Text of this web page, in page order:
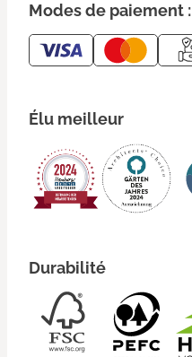
Modes de paiement :
Élu meilleur
Durabilité